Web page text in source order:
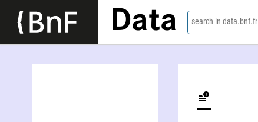
Data search in data.bnf.fr